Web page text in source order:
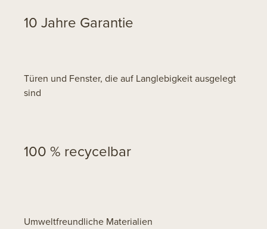
10 Jahre Garantie
Türen und Fenster, die auf Langlebigkeit ausgelegt
sind
100 % recycelbar
Umweltfreundliche Materialien